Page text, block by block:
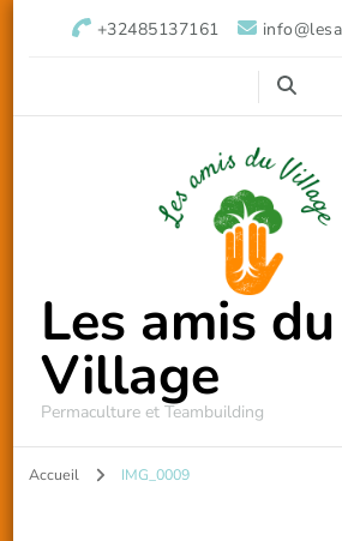
+32485137161
Les amis du
Village
Permaculture et Teambuilding
Accueil IMG_0009